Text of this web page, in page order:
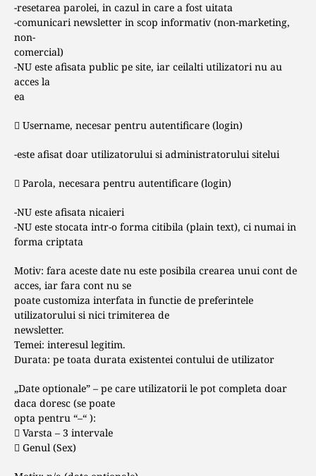
-resetarea parolei, in cazul in care a fost uitata
-comunicari newsletter in scop informativ (non-marketing,
non-
comercial)
-NU este afisata public pe site, iar ceilalti utilizatori nu au
acces la
ea
 Username, necesar pentru autentificare (login)
-este afisat doar utilizatorului si administratorului sitelui
 Parola, necesara pentru autentificare (login)
-NU este afisata nicaieri
-NU este stocata intr-o forma citibila (plain text), ci numai in
forma criptata
Motiv: fara aceste date nu este posibila crearea unui cont de
acces, iar fara cont nu se
poate customiza interfata in functie de preferintele
utilizatorului si nici trimiterea de
newsletter.
Temei: interesul legitim.
Durata: pe toata durata existentei contului de utilizator
„Date optionale” – pe care utilizatorii le pot completa doar
daca doresc (se poate
opta pentru “–“ ):
 Varsta – 3 intervale
 Genul (Sex)